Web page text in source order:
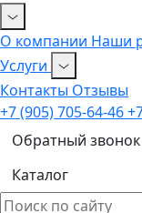
О компании Наши
Услуги
Контакты Отзывы
+7 (905) 705-64-46
Обратный звонок
Каталог